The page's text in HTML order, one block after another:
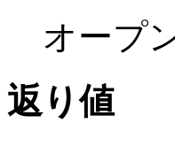
オープ
返り値